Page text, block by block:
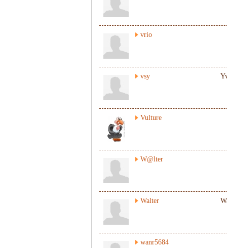
vrio
vsy
Vulture
W@lter
Walter
wanr5684